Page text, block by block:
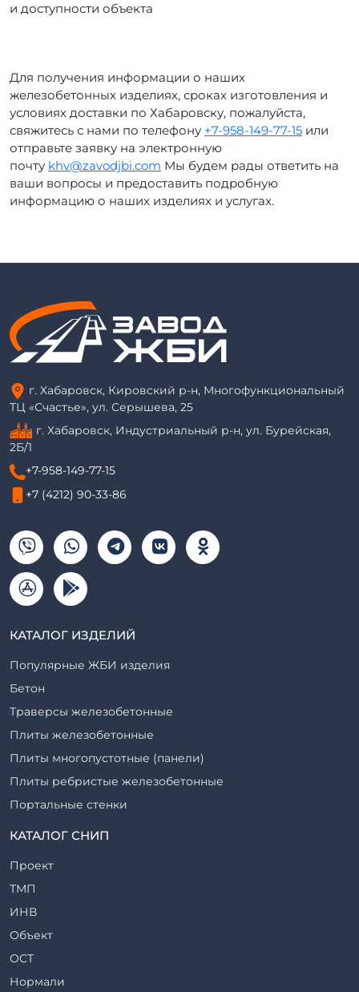
и доступности объекта
Для получения информации о наших
железобетонных изделиях, сроках изготовления и
условиях доставки по Хабаровску, пожалуйста,
свяжитесь с нами по телефону +7-958-149-77-15 или
отправьте заявку на электронную
почту khv@zavodjbi.com Мы будем рады ответить на
ваши вопросы и предоставить подробную
информацию о наших изделиях и услугах.
г. Хабаровск, Кировский р-н, Многофункциональный
ТЦ «Счастье», ул. Серышева, 25
г. Хабаровск, Индустриальный р-н, ул. Бурейская,
2Б/1
+7-958-149-77-15
+7 (4212) 90-33-86
КАТАЛОГ ИЗДЕЛИЙ
Популярные ЖБИ изделия
Бетон
Траверсы железобетонные
Плиты железобетонные
Плиты многопустотные (панели)
Плиты ребристые железобетонные
Портальные стенки
Прогоны железобетонные
Ригели железобетонные
Сваи железобетонные
Стеновые блоки
Стойки железобетонные
Столбы железобетонные
КАТАЛОГ СНИП
Проект
ТМП
ИНВ
Объект
ОСТ
Нормали